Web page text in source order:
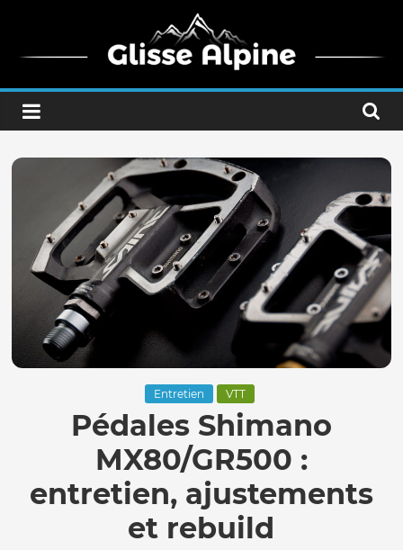
contenu
Glisse
Alpine
mountain
Entretien VTT
Pédales Shimano
MX80/GR500 :
entretien, ajustements
et rebuild